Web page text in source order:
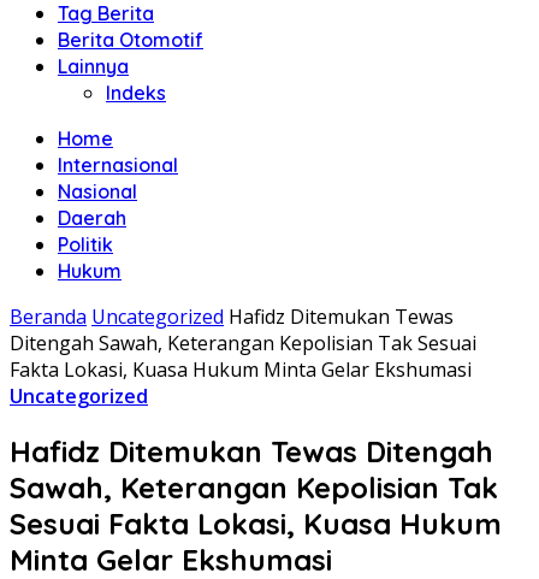
Tag Berita
Berita Otomotif
Lainnya
Indeks
Home
Internasional
Nasional
Daerah
Politik
Hukum
Beranda Uncategorized Hafidz Ditemukan Tewas
Ditengah Sawah, Keterangan Kepolisian Tak Sesuai
Fakta Lokasi, Kuasa Hukum Minta Gelar Ekshumasi
Uncategorized
Hafidz Ditemukan Tewas Ditengah
Sawah, Keterangan Kepolisian Tak
Sesuai Fakta Lokasi, Kuasa Hukum
Minta Gelar Ekshumasi